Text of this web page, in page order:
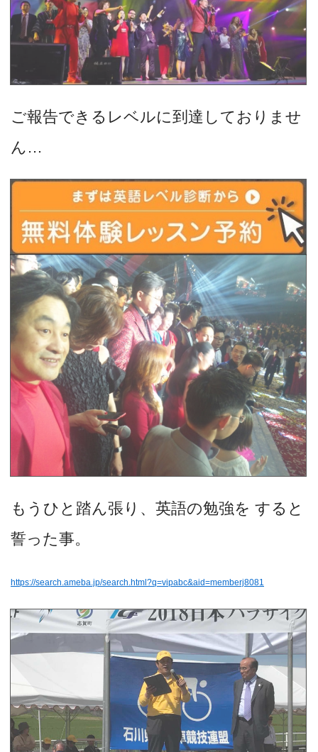
ご報告できるレベルに到達しておりませ
ん…
もうひと踏ん張り、英語の勉強を すると
誓った事。
https://search.ameba.jp/search.html?q=vipabc&aid=memberj8081